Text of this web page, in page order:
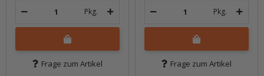
Pkg.
Frage zum Artikel
Pkg.
Frage zum Artikel